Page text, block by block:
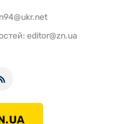
editor@zn.ua